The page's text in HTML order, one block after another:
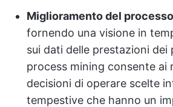
Miglioramento del
fornendo una visione in
sui dati delle prestazioni dei
process mining consente ai
decisioni di operare scelte
tempestive che hanno un